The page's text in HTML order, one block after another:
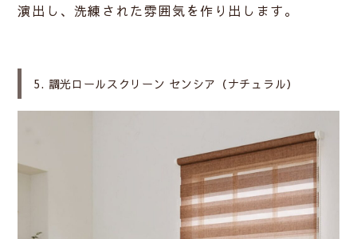
演出し、洗練された雰囲気を作り出します。
5. 調光ロールスクリーン センシア（ナチュラル）